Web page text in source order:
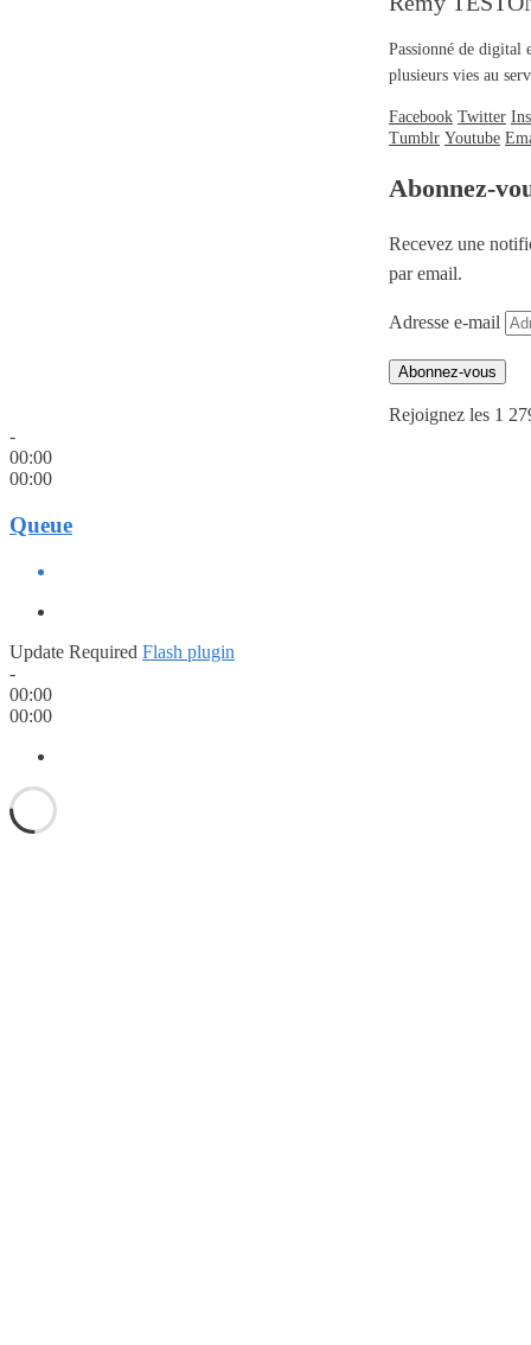
Passionné de digital
plusieurs vies au
Facebook Twitter
Tumblr Youtube
Abonnez-
Recevez une
par email.
Adresse e-mail
Abonnez-vous
Rejoignez les 1
-
00:00
00:00
Queue
Update Required Flash plugin
-
00:00
00:00